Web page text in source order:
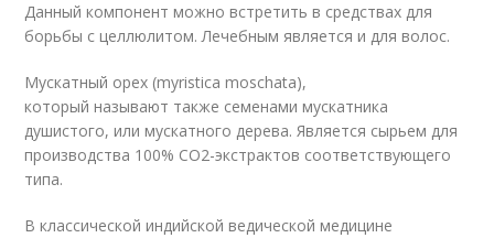
Данный компонент можно встретить в средствах для
борьбы с целлюлитом. Лечебным является и для волос.
Мускатный орех (myristica moschata),
который называют также семенами мускатника
душистого, или мускатного дерева. Является сырьем для
производства 100% СО2-экстрактов соответствующего
типа.
В классической индийской ведической медицине